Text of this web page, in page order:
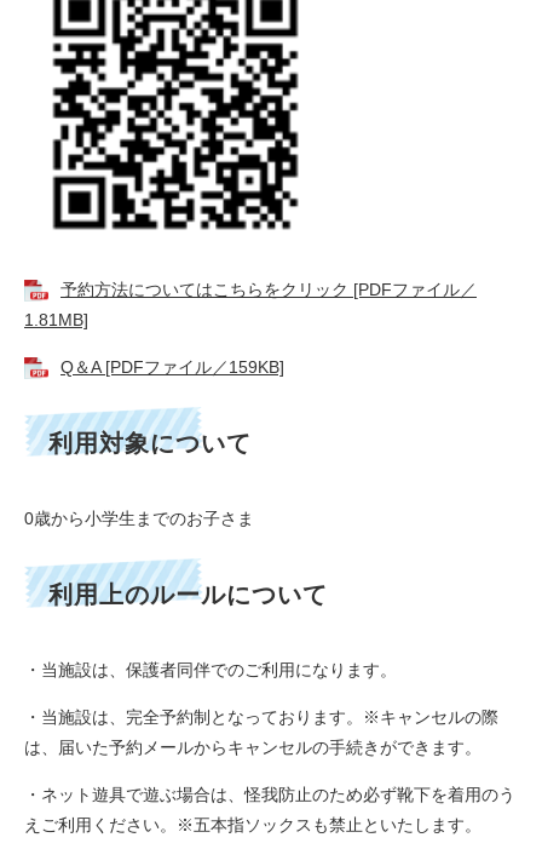
予約方法についてはこちらをクリック [PDFファイル／
1.81MB]
Q＆A [PDFファイル／159KB]
利用対象について
0歳から小学生までのお子さま
利用上のルールについて
・当施設は、保護者同伴でのご利用になります。
・当施設は、完全予約制となっております。※キャンセルの際
は、届いた予約メールからキャンセルの手続きができます。
・ネット遊具で遊ぶ場合は、怪我防止のため必ず靴下を着用のう
えご利用ください。※五本指ソックスも禁止といたします。